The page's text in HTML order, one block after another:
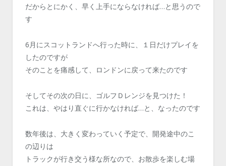
だからとにかく、早く上手にならなければ…と思うので
す
6月にスコットランドへ行った時に、１日だけプレイを
したのですが
そのことを痛感して、ロンドンに戻って来たのです
そしてその次の日に、ゴルフＤレンジを見つけた！
これは、やはり直ぐに行かなければ…と、なったのです
数年後は、大きく変わっていく予定で、開発途中のこ
の辺りは
トラックが行き交う様な所なので、お散歩を楽しむ場